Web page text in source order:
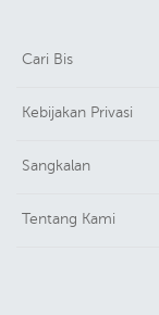
Cari Bis
Kebijakan Privasi
Sangkalan
Tentang Kami